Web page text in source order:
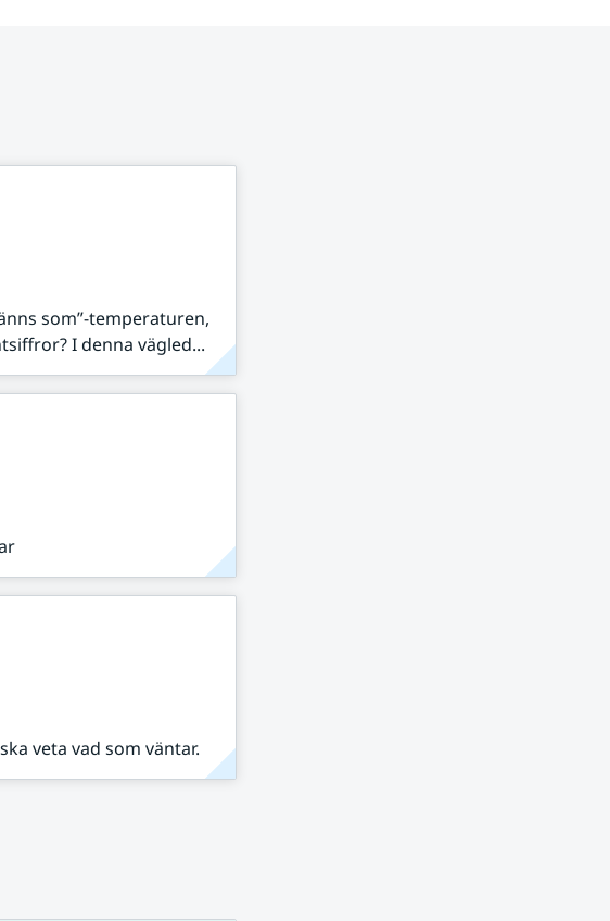
som”-temperaturen,
I denna vägled...
veta vad som väntar.